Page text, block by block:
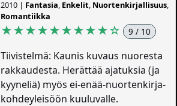
2010 | Fantasia Enkelit Nuortenkirjallisuus
Romantiikka
★★★★★★★★★☆ 9 / 10
Tiivistelmä: Kaunis kuvaus nuoresta
rakkaudesta. Herättää ajatuksia (ja
kyyneliä) myös ei-enää-nuortenkirja-
kohdeyleisöön kuuluvalle.